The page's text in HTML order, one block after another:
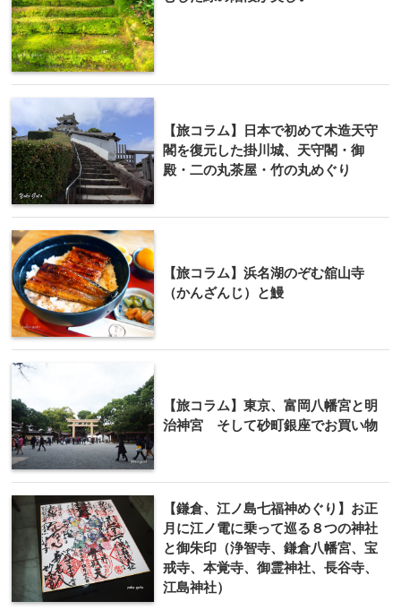
【旅コラム】日本で初めて木造天守
閣を復元した掛川城、天守閣・御
殿・二の丸茶屋・竹の丸めぐり
【旅コラム】浜名湖のぞむ舘山寺
（かんざんじ）と鰻
【旅コラム】東京、富岡八幡宮と明
治神宮 そして砂町銀座でお買い物
【鎌倉、江ノ島七福神めぐり】お正
月に江ノ電に乗って巡る８つの神社
と御朱印（浄智寺、鎌倉八幡宮、宝
戒寺、本覚寺、御霊神社、長谷寺、
江島神社）